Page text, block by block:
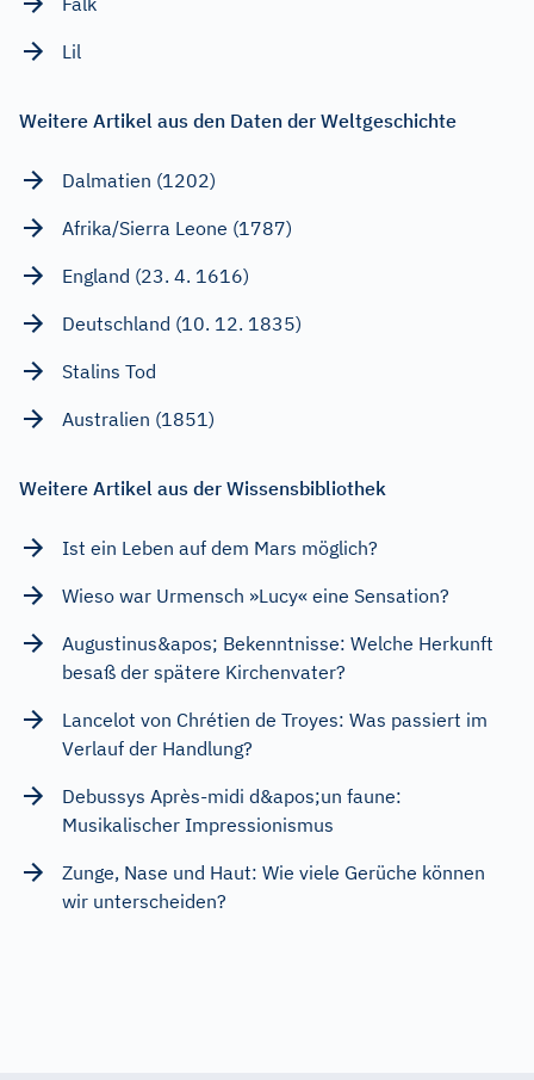
Lil
Weitere Artikel aus den Daten der Weltgeschichte
Dalmatien (1202)
Afrika/Sierra Leone (1787)
England (23. 4. 1616)
Deutschland (10. 12. 1835)
Stalins Tod
Australien (1851)
Weitere Artikel aus der Wissensbibliothek
Ist ein Leben auf dem Mars möglich?
Wieso war Urmensch »Lucy« eine Sensation?
Augustinus&apos; Bekenntnisse: Welche Herkunft
besaß der spätere Kirchenvater?
Lancelot von Chrétien de Troyes: Was passiert im
Verlauf der Handlung?
Debussys Après-midi d&apos;un faune:
Musikalischer Impressionismus
Zunge, Nase und Haut: Wie viele Gerüche können
wir unterscheiden?